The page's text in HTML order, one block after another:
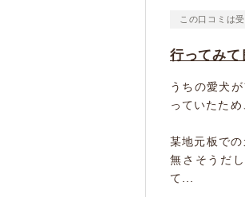
この口コミは
行ってみて
うちの愛犬
っていたた
某地元板で
無さそうだ
て...